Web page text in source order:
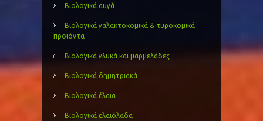
Βιολογικά αυγά
Βιολογικά γαλακτοκομικά & τυροκομικά
προϊόντα
Βιολογικά γλυκά και μαρμελάδες
Βιολογικά δημητριακά
Βιολογικά έλαια
Βιολογικά ελαιόλαδα